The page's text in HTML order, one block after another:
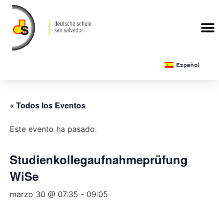
Español
« Todos los Eventos
Este evento ha pasado.
Studienkollegaufnahmeprüfung
WiSe
marzo 30 @ 07:35 - 09:05